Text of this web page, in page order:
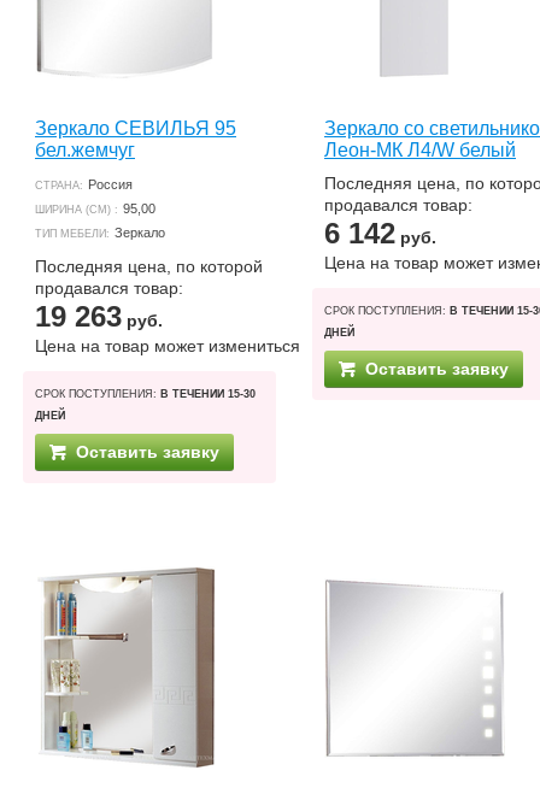
Зеркало СЕВИЛЬЯ 95
бел.жемчуг
СТРАНА: Россия
ШИРИНА (СМ) : 95,00
ТИП МЕБЕЛИ: Зеркало
Последняя цена, по которой
продавался товар:
19 263 руб.
Цена на товар может измениться
СРОК ПОСТУПЛЕНИЯ: В ТЕЧЕНИИ 15-30
ДНЕЙ
Оставить заявку
Зеркало со
Леон-МК Л4/W белый
Последняя цена, по
продавался товар:
6 142 руб.
Цена на товар может
СРОК ПОСТУПЛЕНИЯ: В ТЕЧЕНИИ 15-
ДНЕЙ
Оставить заявку